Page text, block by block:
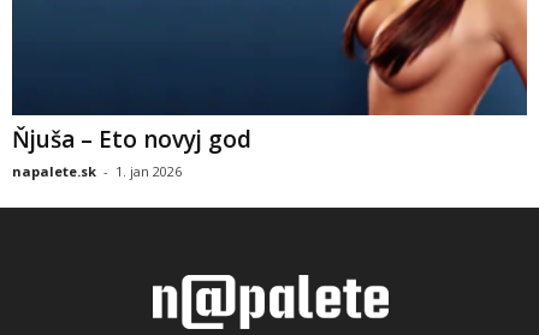
Ňjuša – Eto novyj god
napalete.sk - 1. jan 2026